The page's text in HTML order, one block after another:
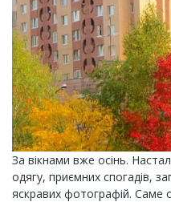
За вікнами вже осінь.
одягу, приємних спогадів,
яскравих фотографій. Саме